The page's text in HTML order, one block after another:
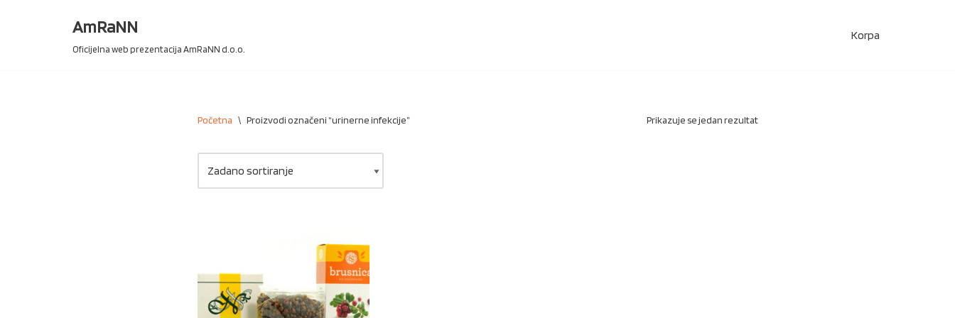
AmRaNN
Oficijelna web prezentacija AmRaNN d.o.o.
Korpa
Početna \ Proizvodi označeni “urinerne infekcije” Prikazuje se jedan rezultat